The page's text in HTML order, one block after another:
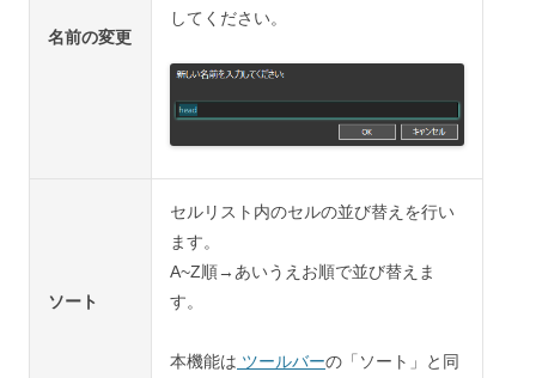
名前の変更
してください。
ソート
セルリスト内のセルの並び替えを行い
ます。
A~Z順→あいうえお順で並び替えま
す。
本機能は ツールバーの「ソート」と同